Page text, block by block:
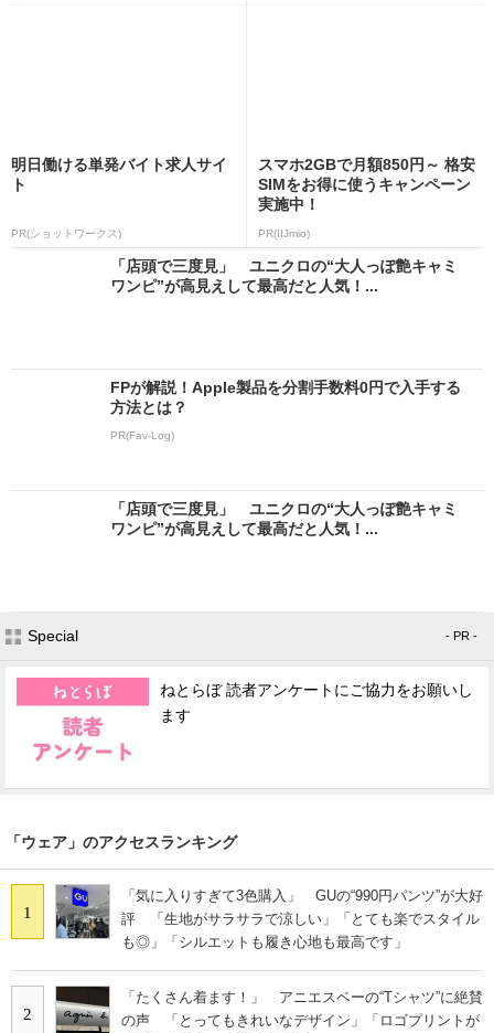
明日働ける単発バイト求人サイ
ト
PR(ショットワークス)
スマホ2GBで月額850円～ 格安
SIMをお得に使うキャンペーン
実施中！
PR(IIJmio)
「店頭で三度見」 ユニクロの“大人っぽ艶キャミ
ワンピ”が高見えして最高だと人気！...
FPが解説！Apple製品を分割手数料0円で入手する
方法とは？
PR(Fav-Log)
「店頭で三度見」 ユニクロの“大人っぽ艶キャミ
ワンピ”が高見えして最高だと人気！...
Special - PR -
ねとらぼ 読者アンケートにご協力をお願いし
ます
「ウェア」のアクセスランキング
1
「気に入りすぎて3色購入」 GUの“990円パンツ”が大好
評 「生地がサラサラで涼しい」「とても楽でスタイル
も◎」「シルエットも履き心地も最高です」
2
「たくさん着ます！」 アニエスベーの“Tシャツ”に絶賛
の声 「とってもきれいなデザイン」「ロゴプリントが